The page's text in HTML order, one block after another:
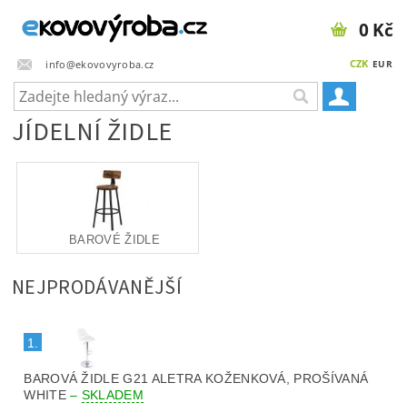
info@ekovovyroba.cz CZK EUR
0 Kč
JÍDELNÍ ŽIDLE
BAROVÉ ŽIDLE
NEJPRODÁVANĚJŠÍ
1.
BAROVÁ ŽIDLE G21 ALETRA KOŽENKOVÁ, PROŠÍVANÁ
WHITE– SKLADEM